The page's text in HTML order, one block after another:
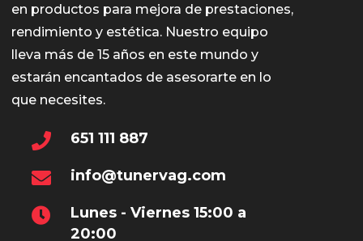
en productos para mejora de prestaciones,
rendimiento y estética. Nuestro equipo
lleva más de 15 años en este mundo y
estarán encantados de asesorarte en lo
que necesites.
651 111 887
info@tunervag.com
Lunes - Viernes 15:00 a
20:00